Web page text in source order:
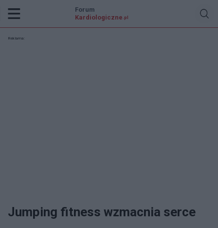
Forum
Kardiologiczne .pl
Reklama:
Jumping fitness wzmacnia serce